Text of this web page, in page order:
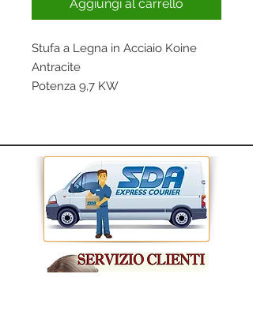
Aggiungi al carrello
Stufa a Legna in Acciaio Koine
Antracite
Potenza 9,7 KW
Uscita fumi 120mm
Consumo 2.5 Kg/h
46x38xH77 cm
Struttura in acciaio
Camera di combustione in
refrattario
Certificazione Eco-Design
Colore Antracite